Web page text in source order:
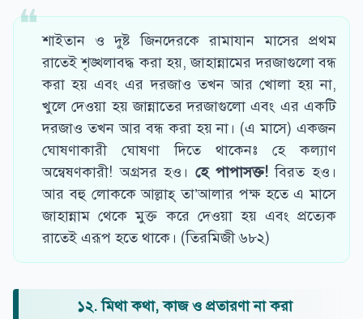
শাইতান ও দুষ্ট জিনদেরকে রামাযান মাসের প্রথম
রাতেই শৃঙ্খলাবদ্ধ করা হয়, জাহান্নামের দরজাগুলো বন্ধ
করা হয় এবং এর দরজাও তখন আর খোলা হয় না,
খুলে দেওয়া হয় জান্নাতের দরজাগুলো এবং এর একটি
দরজাও তখন আর বন্ধ করা হয় না। (এ মাসে) একজন
ঘোষণাকারী ঘোষণা দিতে থাকেনঃ হে কল্যাণ
অন্বেষণকারী! অগ্রসর হও।হে পাপাসক্ত!বিরত হও।
আর বহু লোককে আল্লাহ্ তা’আলার পক্ষ হতে এ মাসে
জাহান্নাম থেকে মুক্ত করে দেওয়া হয় এবং প্রত্যেক
রাতেই এরূপ হতে থাকে। (তিরমিজী ৬৮২)
১২. মিথা কথা, কাজ ও প্রতারণা না করা